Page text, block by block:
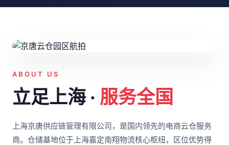
ABOUT US
立足上海 · 服务全国
上海京唐供应链管理有限公司，是国内领先的电商云仓服务
商。仓储基地位于上海嘉定南翔物流核心枢纽，区位优势得